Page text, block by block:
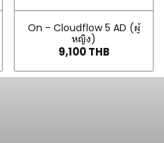
On - Cloudflow 5 AD (ผู้
หญิง)
9,100 THB